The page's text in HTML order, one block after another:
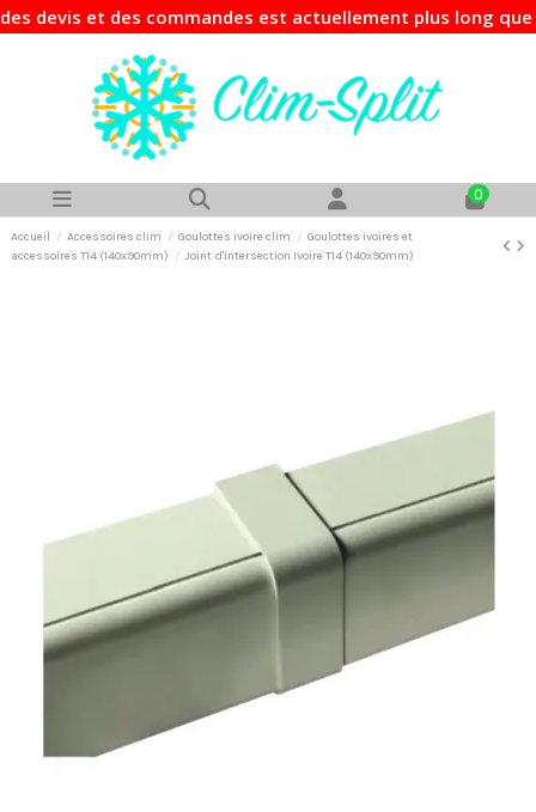
et des commandes est actuellement plus long que
0
Accueil Accessoires clim Goulottes ivoire clim
Goulottes ivoires et
accessoires T14 (140x90mm)
Joint d'intersection Ivoire T14 (140x90mm)